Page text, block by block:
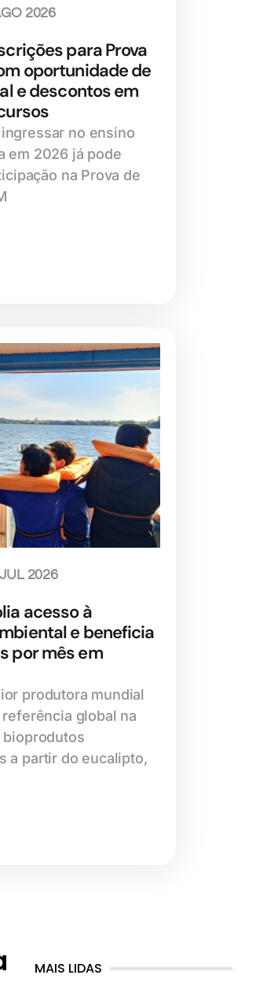
2026
para Prova
oportunidade de
e descontos em
no ensino
em 2026 já pode
na Prova de
2026
acesso à
e beneficia
por mês em
produtora mundial
global na
bioprodutos
a partir do eucalipto,
MAIS LIDAS